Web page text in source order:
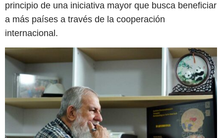
principio de una iniciativa mayor que busca beneficiar
a más países a través de la cooperación
internacional.